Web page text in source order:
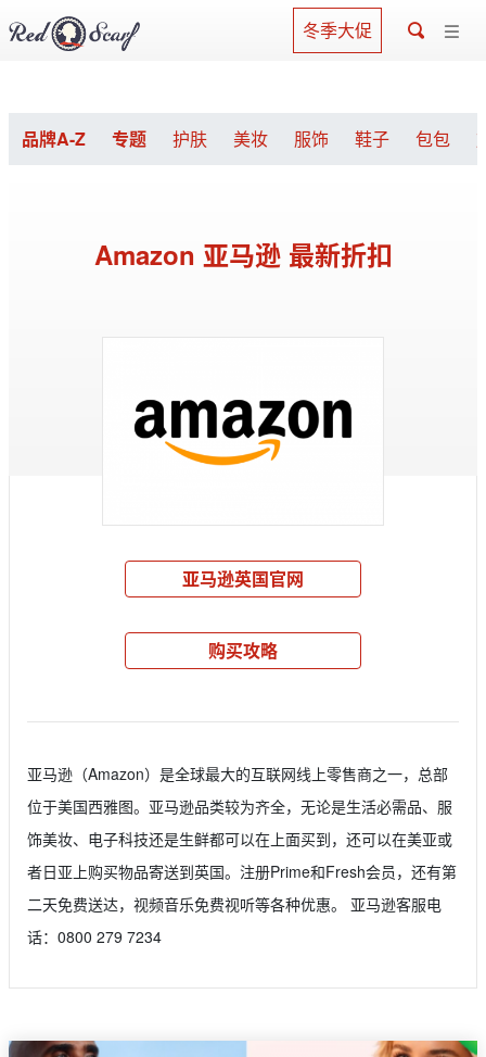
冬季大促
品牌A-Z 专题 护肤 美妆 服饰 鞋子 包包
Amazon 亚马逊 最新折扣
亚马逊英国官网
购买攻略
亚马逊（Amazon）是全球最大的互联网线上零售商之一，总部
位于美国西雅图。亚马逊品类较为齐全，无论是生活必需品、服
饰美妆、电子科技还是生鲜都可以在上面买到，还可以在美亚或
者日亚上购买物品寄送到英国。注册Prime和Fresh会员，还有第
二天免费送达，视频音乐免费视听等各种优惠。 亚马逊客服电
话：0800 279 7234